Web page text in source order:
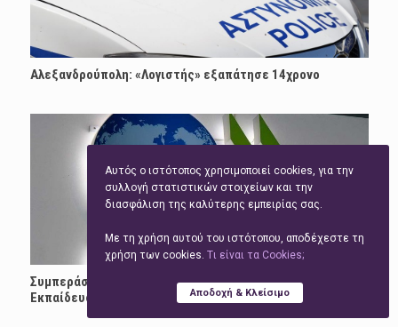
Αλεξανδρούπολη: «Λογιστής» εξαπάτησε 14χρονο
Συμπεράσματα εκδήλωσης στον ΟΟΣΑ με θέμα «ΤΝ στην
Εκπαίδευση, Αξιολογώντας το πρώτο κύμα»
Αυτός ο ιστότοπος χρησιμοποιεί cookies, για την
συλλογή στατιστικών στοιχείων και την
διασφάλιση της καλύτερης εμπειρίας σας.
Με τη χρήση αυτού του ιστότοπου, αποδέχεστε τη
χρήση των cookies. Tι είναι τα Cookies;
Αποδοχή & Κλείσιμο